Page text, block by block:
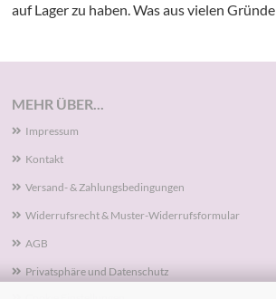
auf Lager zu haben. Was aus vielen
MEHR ÜBER...
Impressum
Kontakt
Versand- & Zahlungsbedingungen
Widerrufsrecht & Muster-Widerrufsformular
AGB
Privatsphäre und Datenschutz